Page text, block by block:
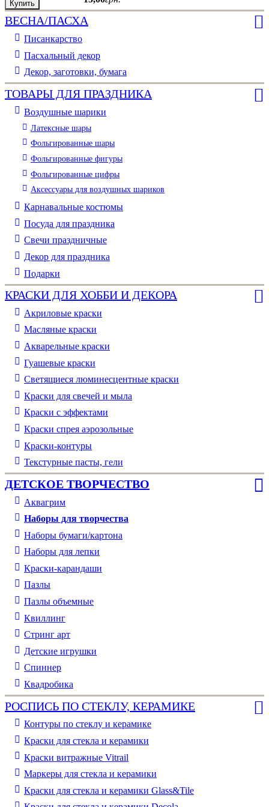
Купить
Купить
Купить
Купить
Купить
Купить
Купить
Купить
Купить
ВЕСНА/ПАСХА
Писанкарство
Пасхальный декор
Декор, заготовки, бумага
ТОВАРЫ ДЛЯ ПРАЗДНИКА
Воздушные шарики
Латексные шары
Фольгированные шары
Фольгированные фигуры
Фольгированные цифры
Аксессуары для воздушных шариков
Карнавальные костюмы
Посуда для праздника
Свечи праздничные
Декор для праздника
Подарки
КРАСКИ ДЛЯ ХОББИ И ДЕКОРА
Акриловые краски
Масляные краски
Акварельные краски
Гуашевые краски
Светящиеся люминесцентные краски
Краски для свечей и мыла
Краски с эффектами
Краски спрея аэрозольные
Краски-контуры
Текстурные пасты, гели
ДЕТСКОЕ ТВОРЧЕСТВО
Аквагрим
Наборы для творчества
Наборы бумаги/картона
Наборы для лепки
Краски-карандаши
Пазлы
Пазлы объемные
Квиллинг
Стринг арт
Детские игрушки
Спиннер
Квадробика
РОСПИСЬ ПО СТЕКЛУ, КЕРАМИКЕ
Контуры по стеклу и керамике
Краски для стекла и керамики
Краски витражные Vitrail
Маркеры для стекла и керамики
Краски для стекла и керамики Glass&Tile